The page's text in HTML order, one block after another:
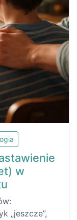
w
„jeszcze”,